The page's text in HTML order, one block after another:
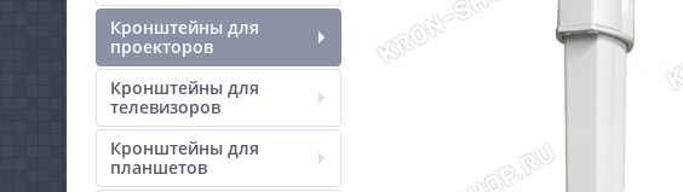
Кронштейны для
проекторов
Кронштейны для
телевизоров
Кронштейны для
планшетов